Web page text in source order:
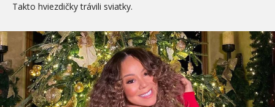
Takto hviezdičky trávili sviatky.